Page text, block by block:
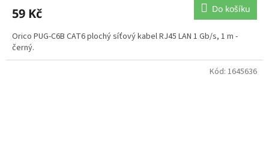
59 Kč Do košíku
Orico PUG-C6B CAT6 plochý síťový kabel RJ45 LAN 1 Gb/s, 1 m -
černý.
Kód: 1645636